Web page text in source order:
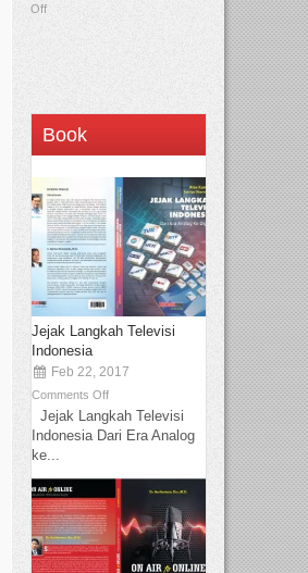
Off
Book
Jejak Langkah Televisi
Indonesia
Feb 22, 2017
Comments Off
Jejak Langkah Televisi
Indonesia Dari Era Analog
ke...